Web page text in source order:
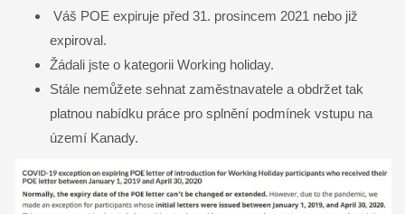
Váš POE expiruje před 31. prosincem 2021 nebo již
expiroval.
Žádali jste o kategorii Working holiday.
Stále nemůžete sehnat zaměstnavatele a obdržet tak
platnou nabídku práce pro splnění podmínek vstupu na
území Kanady.